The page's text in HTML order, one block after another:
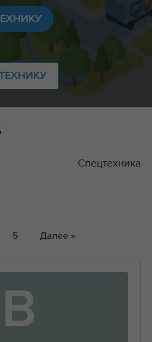
5 Далее »
В
Спецтехника